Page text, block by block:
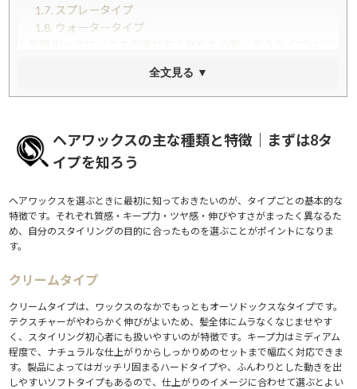
1.7. スプレータイプ
1.8. ウォータータイプ
くせ毛・広がりやすい髪の方へ
2.2.パーマスタイルをきれいに活かしたい方へ
2.4.
硬毛・ノーマル毛の方へ
3.仕上がりイメージで選ぶ！なりたいスタイル別おすすめワッ
クス
3.2.ふんわり・エアリーな動きを出したい
3.3. しっかり固めてキープしたい
3.4.ナチュラルにまとめたい
4.
4.1.1. 少量からスタートする
4.2. 2. 手のひらで十分に伸ばしてから使う
4.3.3. 毛先・中間から根元の順につける
4.4.4. 仕上げにスプレーを重ねる
5. まとめ
6.もっと美容情報をチェック
全文見る ▼
ヘアワックスの主な種類と特徴｜まずは8タ
イプを知ろう
ヘアワックスを選ぶときに最初に知っておきたいのが、タイプごとの基本的な
特徴です。それぞれ質感・キープ力・ツヤ感・伸びやすさがまったく異なるた
め、自分のスタイリングの目的に合ったものを選ぶことがポイントになりま
す。
クリームタイプ
クリームタイプは、ワックスのなかでもっともオーソドックスなタイプです。
テクスチャーがやわらかく伸びがよいため、髪全体にムラなくなじませやす
く、スタイリング初心者にも扱いやすいのが特徴です。キープ力はミディアム
程度で、ナチュラルな仕上がりからしっかりめのセットまで幅広く対応できま
す。製品によってはガッチリ固まるハードタイプや、ふんわりとした動きを出
しやすいソフトタイプもあるので、仕上がりのイメージに合わせて選ぶとよい